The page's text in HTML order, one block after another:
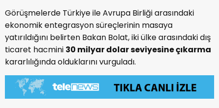
Görüşmelerde Türkiye ile Avrupa Birliği arasındaki
ekonomik entegrasyon süreçlerinin masaya
yatırıldığını belirten Bakan Bolat, iki ülke arasındaki dış
ticaret hacmini 30 milyar dolar seviyesine çıkarma
kararlılığında olduklarını vurguladı.